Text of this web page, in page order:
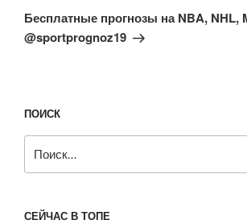
запись
Бесплатные прогнозы на NBA, NHL,
@sportprognoz19
ПОИСК
СЕЙЧАС В ТОПЕ